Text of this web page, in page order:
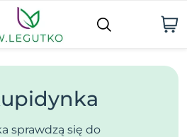
sprawdzą się do